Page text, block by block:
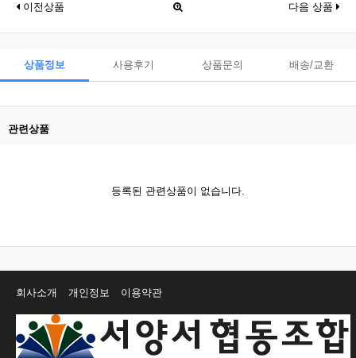
이전상품 다음 상품
상품정보 사용후기 상품문의 배송/교환
관련상품
등록된 관련상품이 없습니다.
회사소개 개인정보 이용약관